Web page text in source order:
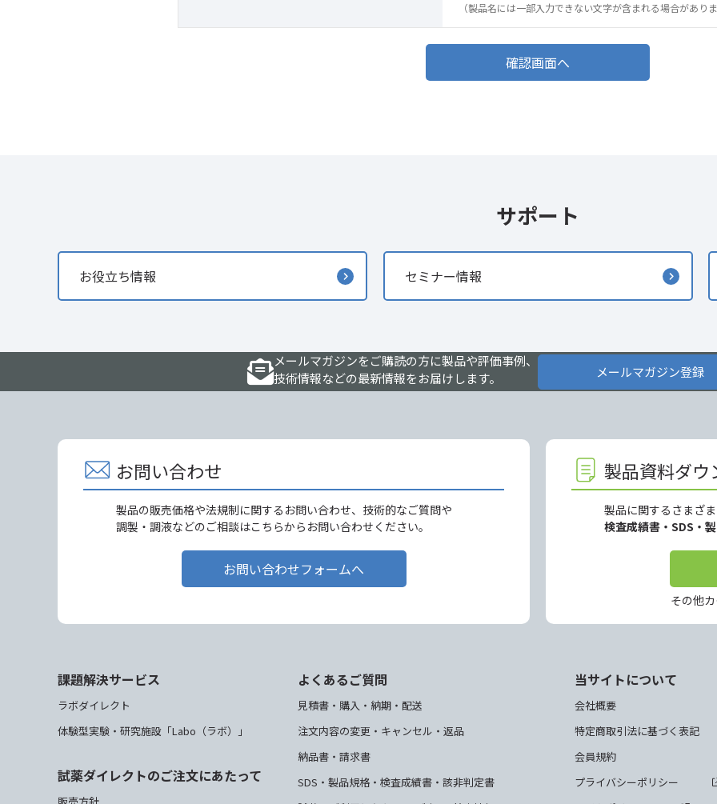
（製品名には一部入力できない文字が含まれる場合があり
サポート
お役立ち情報 セミナー情報
メールマガジンをご購読の方に製品や評価事例、
技術情報などの最新情報をお届けします。
メールマガジン登録
お問い合わせ
製品の販売価格や法規制に関するお問い合わせ、技術的なご質問や
調製・調液などのご相談はこちらからお問い合わせください。
お問い合わせフォームへ
製品資料ダウ
製品に関するさまざ
検査成績書・SDS・
その他
課題解決サービス
ラボダイレクト
体験型実験・研究施設「Labo（ラボ）」
試薬ダイレクトのご注文にあたって
よくあるご質問
見積書・購入・納期・配送
注文内容の変更・キャンセル・返品
納品書・請求書
SDS・製品規格・検査成績書・該非判定書
当サイトについて
会社概要
特定商取引法に基づく表記
会員規約
プライバシーポリシー